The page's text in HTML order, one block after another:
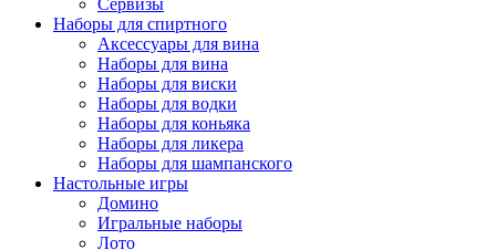
Cервизы
Наборы для спиртного
Аксессуары для вина
Наборы для вина
Наборы для виски
Наборы для водки
Наборы для коньяка
Наборы для ликера
Наборы для шампанского
Настольные игры
Домино
Игральные наборы
Лото